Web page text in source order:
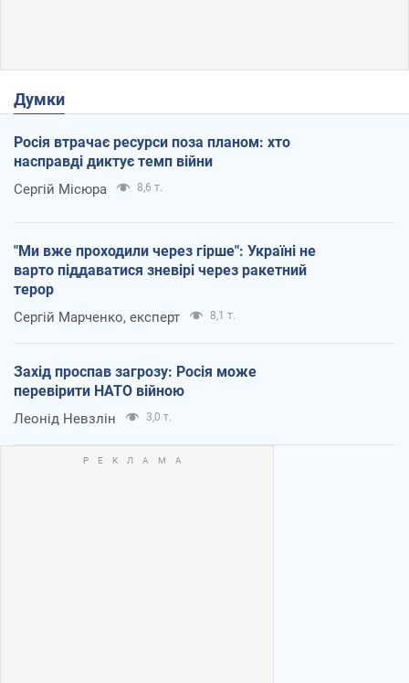
Думки
Росія втрачає ресурси поза планом: хто
насправді диктує темп війни
Сергій Місюра 8,6 т.
"Ми вже проходили через гірше": Україні не
варто піддаватися зневірі через ракетний
терор
Сергій Марченко, експерт 8,1 т.
Захід проспав загрозу: Росія може
перевірити НАТО війною
Леонід Невзлін 3,0 т.